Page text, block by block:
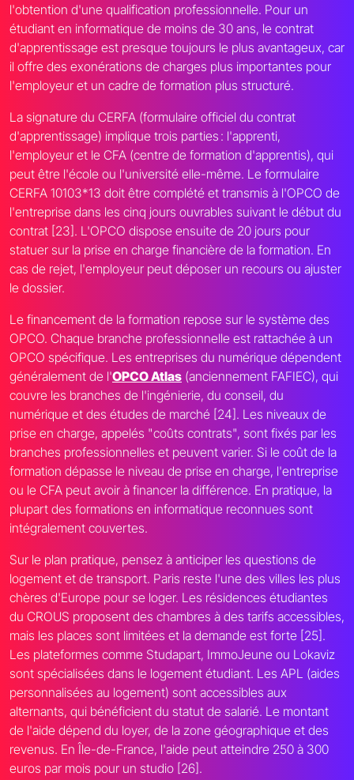
l'obtention d'une qualification professionnelle. Pour un
étudiant en informatique de moins de 30 ans, le contrat
d'apprentissage est presque toujours le plus avantageux, car
il offre des exonérations de charges plus importantes pour
l'employeur et un cadre de formation plus structuré.
La signature du CERFA (formulaire officiel du contrat
d'apprentissage) implique trois parties : l'apprenti,
l'employeur et le CFA (centre de formation d'apprentis), qui
peut être l'école ou l'université elle-même. Le formulaire
CERFA 10103*13 doit être complété et transmis à l'OPCO de
l'entreprise dans les cinq jours ouvrables suivant le début du
contrat [23]. L'OPCO dispose ensuite de 20 jours pour
statuer sur la prise en charge financière de la formation. En
cas de rejet, l'employeur peut déposer un recours ou ajuster
le dossier.
Le financement de la formation repose sur le système des
OPCO. Chaque branche professionnelle est rattachée à un
OPCO spécifique. Les entreprises du numérique dépendent
généralement de l'OPCO Atlas (anciennement FAFIEC), qui
couvre les branches de l'ingénierie, du conseil, du
numérique et des études de marché [24]. Les niveaux de
prise en charge, appelés "coûts contrats", sont fixés par les
branches professionnelles et peuvent varier. Si le coût de la
formation dépasse le niveau de prise en charge, l'entreprise
ou le CFA peut avoir à financer la différence. En pratique, la
plupart des formations en informatique reconnues sont
intégralement couvertes.
Sur le plan pratique, pensez à anticiper les questions de
logement et de transport. Paris reste l'une des villes les plus
chères d'Europe pour se loger. Les résidences étudiantes
du CROUS proposent des chambres à des tarifs accessibles,
mais les places sont limitées et la demande est forte [25].
Les plateformes comme Studapart, ImmoJeune ou Lokaviz
sont spécialisées dans le logement étudiant. Les APL (aides
personnalisées au logement) sont accessibles aux
alternants, qui bénéficient du statut de salarié. Le montant
de l'aide dépend du loyer, de la zone géographique et des
revenus. En Île-de-France, l'aide peut atteindre 250 à 300
euros par mois pour un studio [26].